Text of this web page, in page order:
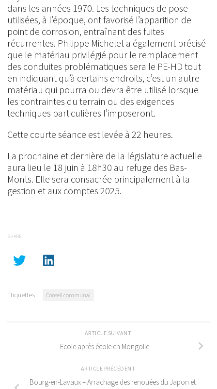
dans les années 1970. Les techniques de pose
utilisées, à l’époque, ont favorisé l’apparition de
point de corrosion, entraînant des fuites
récurrentes. Philippe Michelet a également précisé
que le matériau privilégié pour le remplacement
des conduites problématiques sera le PE-HD tout
en indiquant qu’à certains endroits, c’est un autre
matériau qui pourra ou devra être utilisé lorsque
les contraintes du terrain ou des exigences
techniques particulières l’imposeront.
Cette courte séance est levée à 22 heures.
La prochaine et dernière de la législature actuelle
aura lieu le 18 juin à 18h30 au refuge des Bas-
Monts. Elle sera consacrée principalement à la
gestion et aux comptes 2025.
SHARE
Étiquettes : Conseil communal
ARTICLE SUIVANT
Ecole après école en Mongolie
ARTICLE PRÉCÉDENT
Bourg-en-Lavaux – Arrachage des renouées du Japon et